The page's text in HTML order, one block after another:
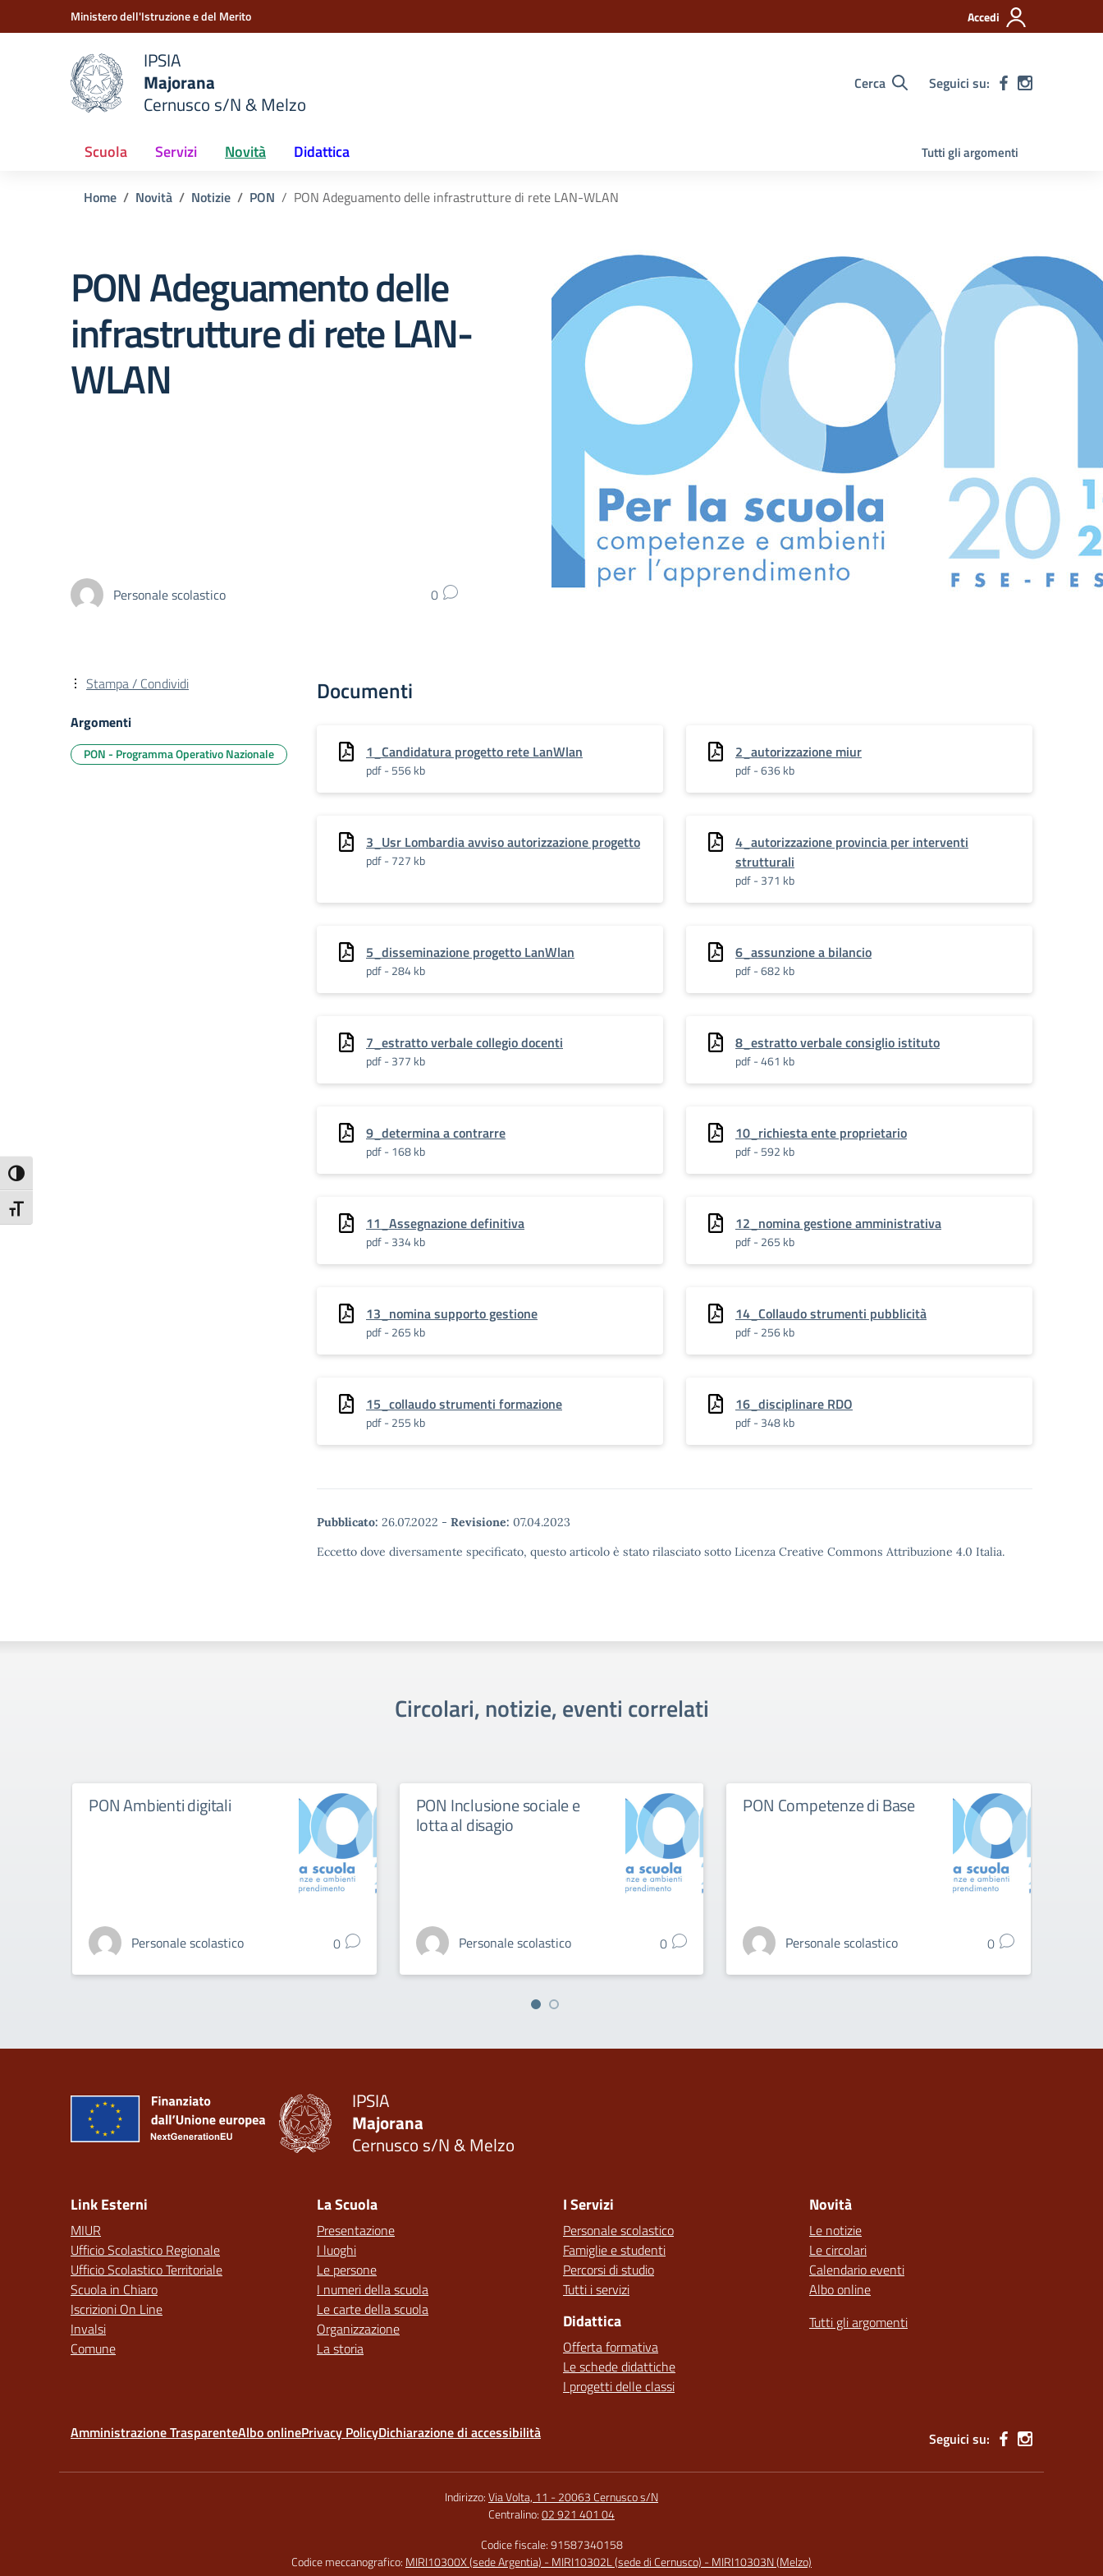
Attiva/disattiva alto contrasto
Attiva/disattiva dimensione testo
Vai ai contenuti
Vai al menu di navigazioneMinistero dell'Istruzione e del Merito Accedi
scuola
IPSIA
Majorana
Cernusco s/N & Melzo
Cerca Seguici su:
Scuola Servizi Novità Didattica Tutti gli argomenti
Home Novità Notizie PON PON Adeguamento delle infrastrutture di rete LAN-WLAN
PON Adeguamento delle
infrastrutture di rete LAN-
WLAN
Personale scolastico 0
Documenti
1_Candidatura progetto rete LanWlan
pdf - 556 kb
2_autorizzazione miur
pdf - 636 kb
3_Usr Lombardia avviso autorizzazione progetto
pdf - 727 kb
4_autorizzazione provincia per interventi
strutturali
pdf - 371 kb
5_disseminazione progetto LanWlan
pdf - 284 kb
6_assunzione a bilancio
pdf - 682 kb
7_estratto verbale collegio docenti
pdf - 377 kb
8_estratto verbale consiglio istituto
pdf - 461 kb
9_determina a contrarre
pdf - 168 kb
10_richiesta ente proprietario
pdf - 592 kb
11_Assegnazione definitiva
pdf - 334 kb
12_nomina gestione amministrativa
pdf - 265 kb
13_nomina supporto gestione
pdf - 265 kb
14_Collaudo strumenti pubblicità
pdf - 256 kb
15_collaudo strumenti formazione
pdf - 255 kb
16_disciplinare RDO
pdf - 348 kb
Pubblicato: 26.07.2022 - Revisione: 07.04.2023
Eccetto dove diversamente specificato, questo articolo è stato rilasciato sotto Licenza Creative Commons Attribuzione 4.0 Italia.
Stampa / Condividi
Argomenti
PON - Programma Operativo Nazionale
Circolari, notizie, eventi correlati
PON Ambienti digitali
Personale scolastico 0
PON Inclusione sociale e
lotta al disagio
Personale scolastico 0
PON Competenze di Base
Personale scolastico 0
IPSIA
Majorana
Cernusco s/N & Melzo
Link Esterni
MIUR
Ufficio Scolastico Regionale
Ufficio Scolastico Territoriale
Scuola in Chiaro
Iscrizioni On Line
Invalsi
Comune
La Scuola
Presentazione
I luoghi
Le persone
I numeri della scuola
Le carte della scuola
Organizzazione
La storia
I Servizi
Personale scolastico
Famiglie e studenti
Percorsi di studio
Tutti i servizi
Didattica
Offerta formativa
Le schede didattiche
I progetti delle classi
Novità
Le notizie
Le circolari
Calendario eventi
Albo online
Tutti gli argomenti
Amministrazione TrasparenteAlbo onlinePrivacy PolicyDichiarazione di accessibilità Seguici su:
Indirizzo:Via Volta, 11 - 20063 Cernusco s/N
Centralino:02 921 401 04
Codice fiscale: 91587340158
Codice meccanografico: MIRI10300X (sede Argentia) - MIRI10302L (sede di Cernusco) - MIRI10303N (Melzo)